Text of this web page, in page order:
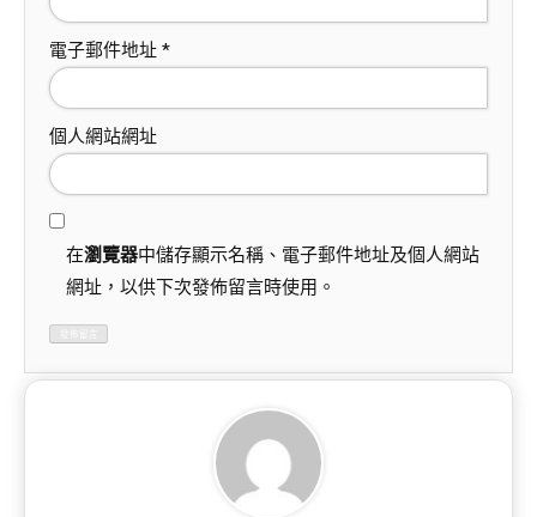
電子郵件地址 *
個人網站網址
在瀏覽器中儲存顯示名稱、電子郵件地址及個人網站
網址，以供下次發佈留言時使用。